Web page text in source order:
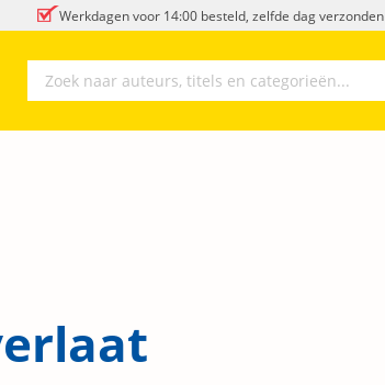
Werkdagen voor 14:00 besteld, zelfde dag verzonden